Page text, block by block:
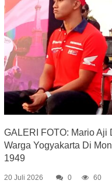
GALERI FOTO: Mario Aji
Warga Yogyakarta Di
1949
20 Juli 2026 0 60